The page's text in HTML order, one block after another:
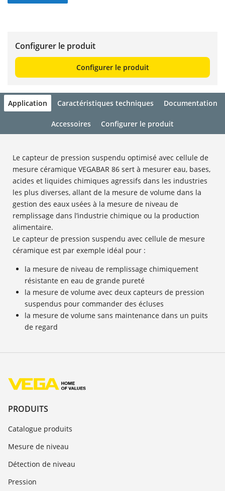
Configurer le produit
Configurer le produit
Application Caractéristiques techniques Documentation
Accessoires Configurer le produit
Le capteur de pression suspendu optimisé avec cellule de
mesure céramique VEGABAR 86 sert à mesurer eau, bases,
acides et liquides chimiques agressifs dans les industries
les plus diverses, allant de la mesure de volume dans la
gestion des eaux usées à la mesure de niveau de
remplissage dans l’industrie chimique ou la production
alimentaire.
Le capteur de pression suspendu avec cellule de mesure
céramique est par exemple idéal pour :
la mesure de niveau de remplissage chimiquement
résistante en eau de grande pureté
la mesure de volume avec deux capteurs de pression
suspendus pour commander des écluses
la mesure de volume sans maintenance dans un puits
de regard
PRODUITS
Catalogue produits
Mesure de niveau
Détection de niveau
Pression